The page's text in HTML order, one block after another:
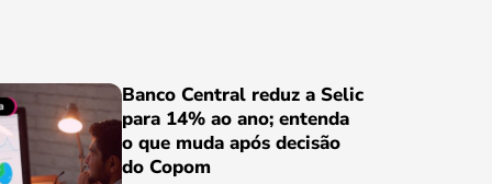
Banco Central reduz a Selic
para 14% ao ano; entenda
o que muda após decisão
do Copom